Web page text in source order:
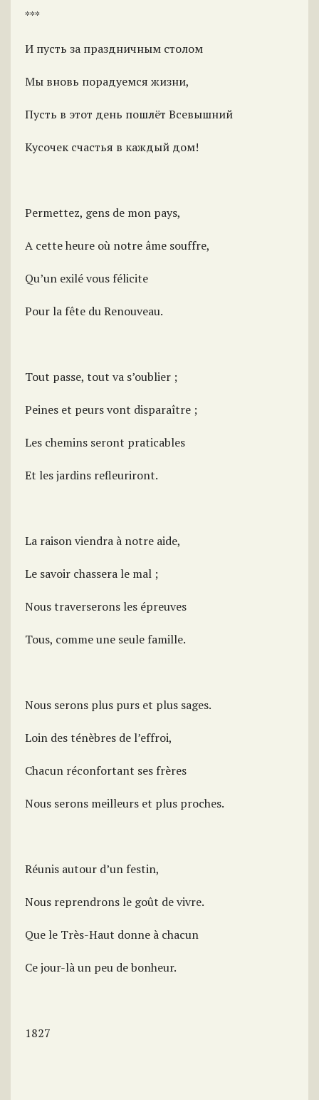
***
И пусть за праздничным столом
Мы вновь порадуемся жизни,
Пусть в этот день пошлёт Всевышний
Кусочек счастья в каждый дом!
Permettez, gens de mon pays,
A cette heure où notre âme souffre,
Qu’un exilé vous félicite
Pour la fête du Renouveau.
Tout passe, tout va s’oublier ;
Peines et peurs vont disparaître ;
Les chemins seront praticables
Et les jardins refleuriront.
La raison viendra à notre aide,
Le savoir chassera le mal ;
Nous traverserons les épreuves
Tous, comme une seule famille.
Nous serons plus purs et plus sages.
Loin des ténèbres de l’effroi,
Chacun réconfortant ses frères
Nous serons meilleurs et plus proches.
Réunis autour d’un festin,
Nous reprendrons le goût de vivre.
Que le Très-Haut donne à chacun
Ce jour-là un peu de bonheur.
1827